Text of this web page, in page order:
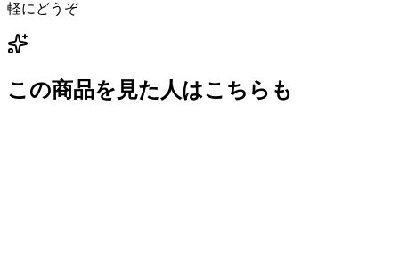
軽にどうぞ
この商品を見た人はこちらも